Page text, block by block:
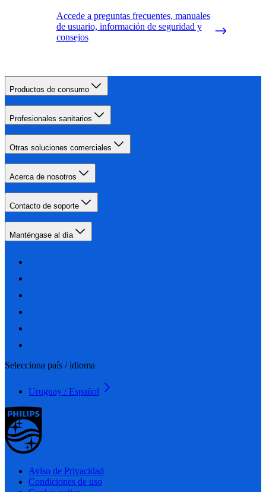
Accede a preguntas frecuentes, manuales
de usuario, información de seguridad y
consejos
Productos de consumo
Profesionales sanitarios
Otras soluciones comerciales
Acerca de nosotros
Contacto de soporte
Manténgase al día
Selecciona país / idioma
Uruguay / Español
Aviso de Privacidad
Condiciones de uso